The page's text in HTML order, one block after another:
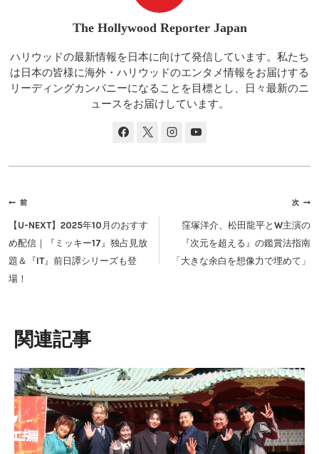
The Hollywood Reporter Japan
ハリウッドの最新情報を日本に向けて発信しています。私たち
は日本の皆様に海外・ハリウッドのエンタメ情報をお届けする
リーディングカンパニーになることを目標とし、日々最新のニ
ュースをお届けしています。
投
稿
ナ
ビ
ゲ
ョ
ン
前
【U-NEXT】2025年10月のおすす
め配信｜『ミッキー17』独占見放
題＆『IT』前日譚シリーズも登
場！
次
窪塚洋介、松田龍平とW主演の
『次元を超える』の鑑賞法指南
「大きな余白を想像力で埋めて」
類似投稿